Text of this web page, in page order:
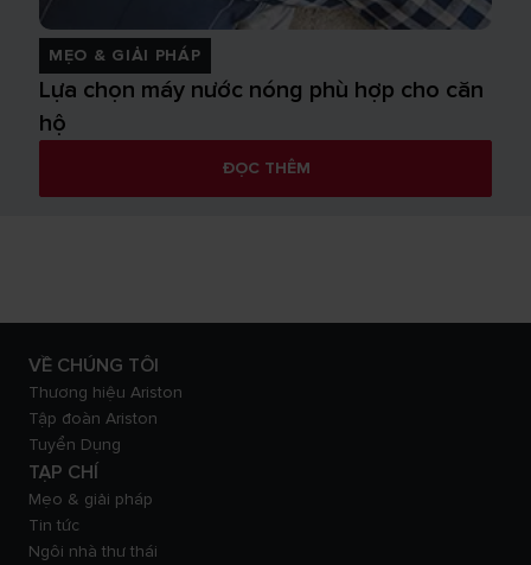
MẸO & GIẢI PHÁP
Lựa chọn máy nước nóng phù hợp cho căn
hộ
ĐỌC THÊM
VỀ CHÚNG TÔI
Thương hiệu Ariston
Tập đoàn Ariston
Tuyển Dụng
TẠP CHÍ
Mẹo & giải pháp
Tin tức
Ngôi nhà thư thái